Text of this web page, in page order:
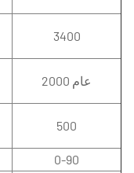
3400
عام 2000
500
0-90